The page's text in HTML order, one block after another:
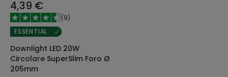
4,39 €
(9)
ESSENTIAL
Downlight LED 20W
Circolare SuperSlim Foro Ø
205mm